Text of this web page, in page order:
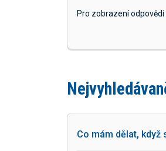
Pro zobrazení
Co mám dělat,